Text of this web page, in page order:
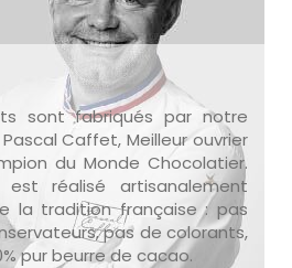
sont fabriqués par notre
Caffet, Meilleur ouvrier
du Monde Chocolatier.
réalisé artisanalement
la tradition française : pas
pas de colorants,
pur beurre de cacao.